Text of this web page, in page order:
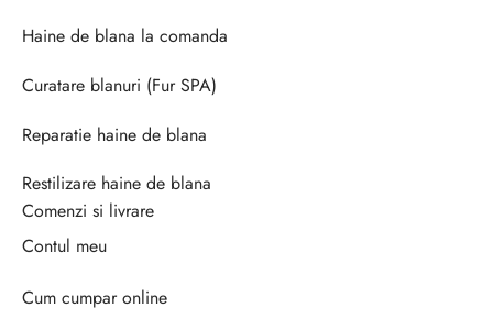
Haine de blana la comanda
Curatare blanuri (Fur SPA)
Reparatie haine de blana
Restilizare haine de blana
Comenzi si livrare
Contul meu
Cum cumpar online